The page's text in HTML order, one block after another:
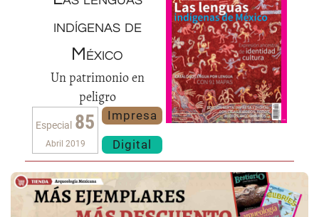
indígenas de
México
Un patrimonio en
peligro
Especial 85
Abril 2019
Impresa
Digital